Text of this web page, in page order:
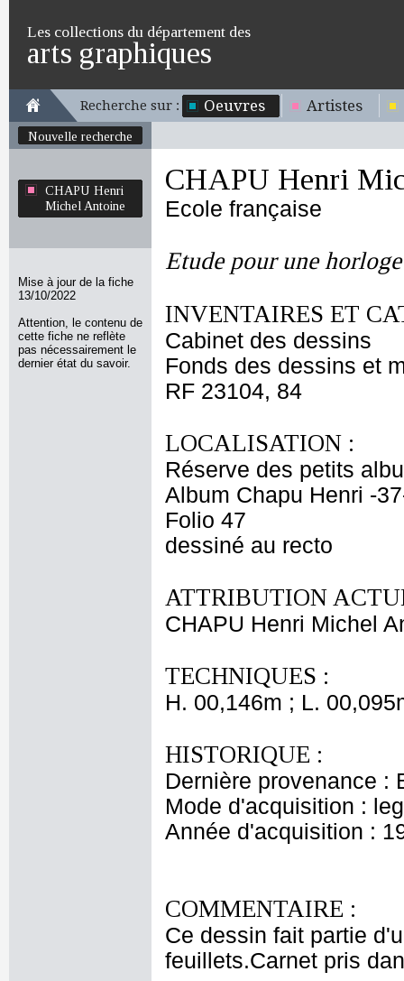
Les collections du département des
arts graphiques
Recherche sur : Oeuvres Artistes
Nouvelle recherche
CHAPU Henri
Michel Antoine
Mise à jour de la fiche
13/10/2022
Attention, le contenu de
cette fiche ne reflète
pas nécessairement le
dernier état du savoir.
CHAPU Henri
Ecole française
Etude pour une horloge
INVENTAIRES ET
Cabinet des dessins
Fonds des dessins et
RF 23104, 84
LOCALISATION :
Réserve des petits
Album Chapu Henri -
Folio 47
dessiné au recto
ATTRIBUTION
CHAPU Henri Michel
TECHNIQUES :
H. 00,146m ; L.
HISTORIQUE :
Dernière provenance :
Mode d'acquisition :
Année d'acquisition :
COMMENTAIRE :
Ce dessin fait partie
feuillets.Carnet pris